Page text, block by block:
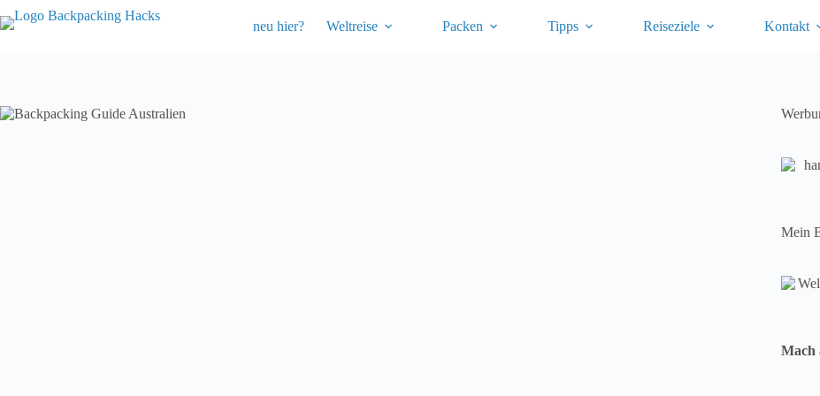
Inhalt
neu hier? Weltreise Packen Tipps Reiseziele Kontakt
Mein
Mach